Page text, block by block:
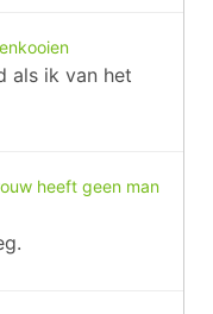
als ik van het
heeft geen man